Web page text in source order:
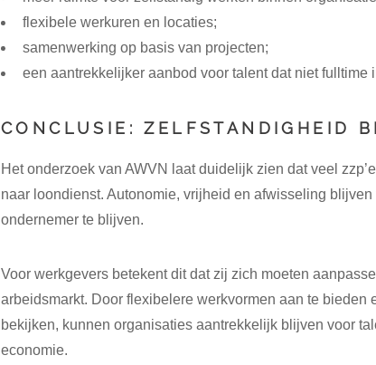
flexibele werkuren en locaties;
samenwerking op basis van projecten;
een aantrekkelijker aanbod voor talent dat niet fulltime
CONCLUSIE: ZELFSTANDIGHEID
Het onderzoek van AWVN laat duidelijk zien dat veel
naar loondienst. Autonomie, vrijheid en afwisseling
ondernemer te blijven.
Voor werkgevers betekent dit dat zij zich moeten
arbeidsmarkt. Door flexibelere werkvormen aan te
bekijken, kunnen organisaties aantrekkelijk blijven voor
economie.